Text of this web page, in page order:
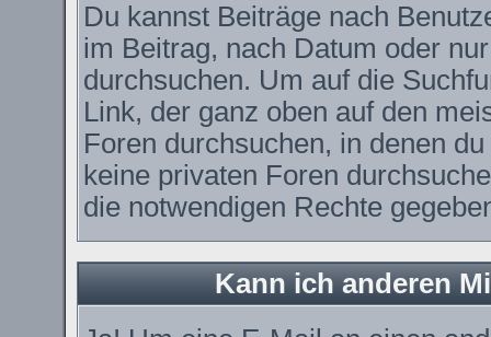
Du kannst Beiträge nach
im Beitrag, nach Datum oder
durchsuchen. Um auf die
Link, der ganz oben auf den
Foren durchsuchen, in denen
keine privaten Foren
die notwendigen Rechte
Kann ich anderen